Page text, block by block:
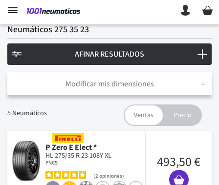
Mi
Neumáticos 275 35 23
Modificar mis dimensiones
5 Neumáticos
P Zero E Elect *
HL 275/35 R 23 108Y XL
PNCS
2 opiniones
493,50 €
AFINAR RESULTADOS